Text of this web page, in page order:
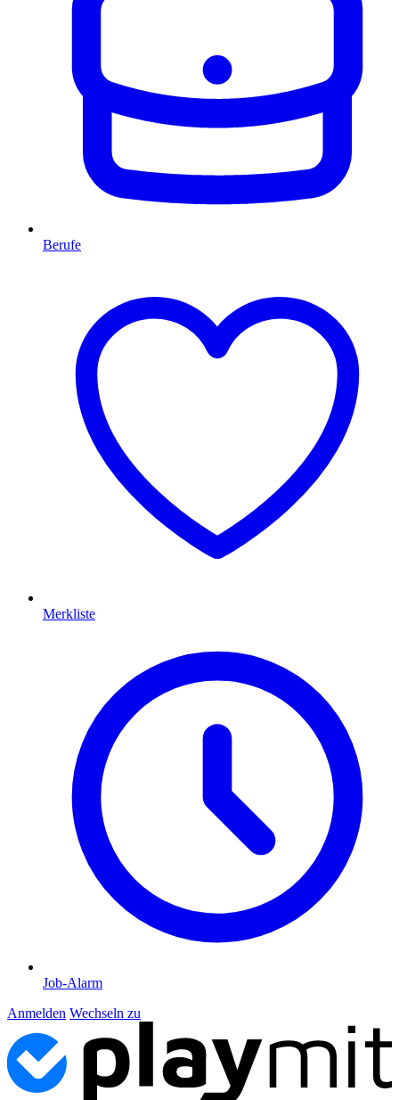
Berufe
Merkliste
Job-Alarm
Anmelden Wechseln zu